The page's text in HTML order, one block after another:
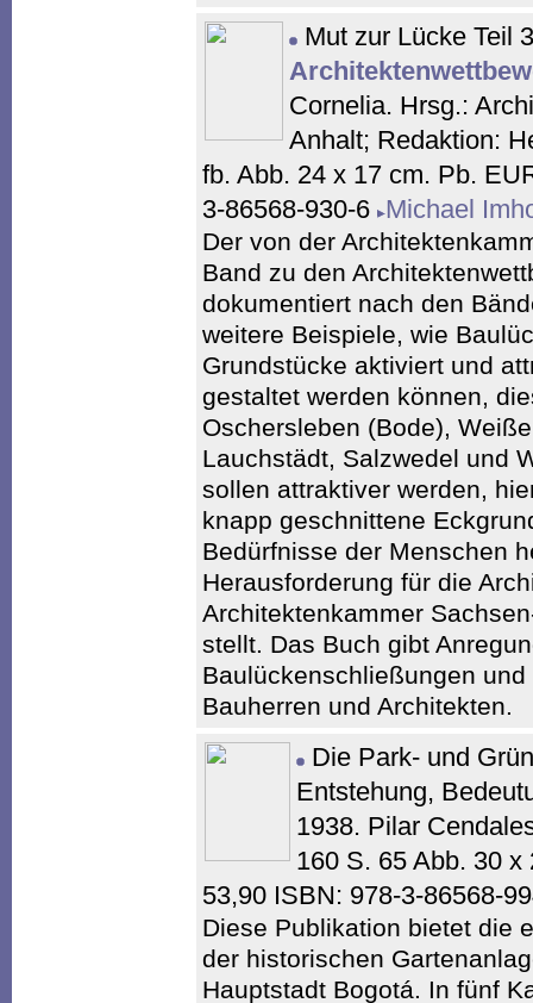
Mut zur Lücke Teil
Cornelia. Hrsg.:
Anhalt; Redaktion:
fb. Abb. 24 x 17 cm. Pb.
3-86568-930-6 Michael
Der von der
Band zu den
dokumentiert nach den
weitere Beispiele, wie
Grundstücke aktiviert und
gestaltet werden können,
Oschersleben (Bode),
Lauchstädt, Salzwedel und
sollen attraktiver werden,
knapp geschnittene
Bedürfnisse der Menschen
Herausforderung für die
Architektenkammer
stellt. Das Buch gibt
Baulückenschließungen
Bauherren und Architekten.
Die Park- und
Entstehung,
1938. Pilar
160 S. 65 Abb. 30
53,90 ISBN: 978-3-86568-
Diese Publikation bietet die
der historischen
Hauptstadt Bogotá. In fünf